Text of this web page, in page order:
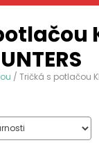
/ Tričká s potlačou